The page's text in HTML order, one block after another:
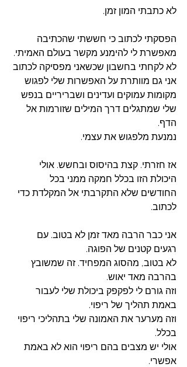
לא כתבתי המון זמן.
הפסקתי לכתוב כי חששתי שהכתיבה
מאפשרת לי להימנע מקשר בעולם האמיתי.
לא לקחתי בחשבון שכשאני מפסיקה לכתוב
אני גם מוותרת על האפשרות שלי לפגוש
מקומות עמוקים ועדינים ושבריריים בנפש
שלי שמתגלים דרך המילים שזורמות אל
הדף.
נמנעת מלפגוש את עצמי.
אז חזרתי. קצת בהיסוס ובחשש. אולי
היכולת הזו בכלל חמקה ממני בכל
החודשים שלא התקרבתי אל המקלדת כדי
לכתוב.
אני כבר הרבה מאד זמן לא בטוב. עם
רגעים קטנים של הפוגה.
לא בטוב, מהסוג המפחיד. זה שמשובץ
בהרבה מאד יאוש.
וזה גורם לי לפקפק ביכולת שלי לעבור
באמת תהליך של ריפוי.
וזה מערער את האמונה שלי בתהליכי ריפוי
בכלל.
אולי יש מצבים בהם ריפוי הוא לא באמת
אפשרי.